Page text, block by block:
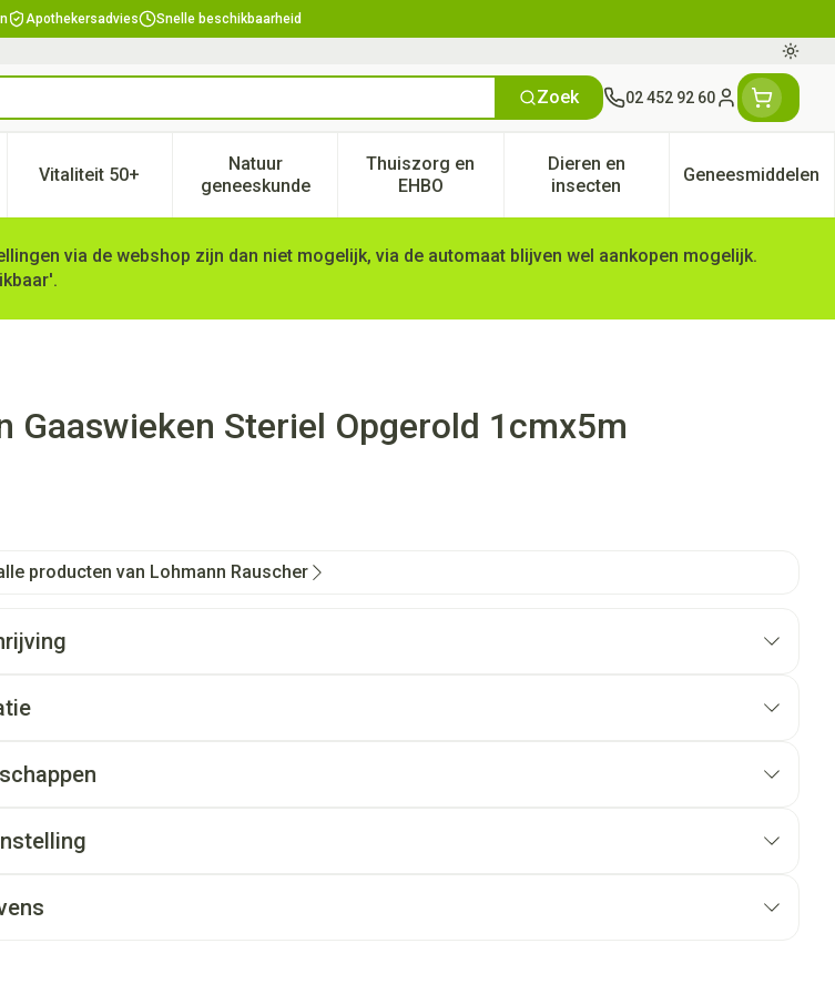
Apothekersadvies Snelle beschikbaarheid
Zoek 02 452 92 60
Klant menu
categorie
en vitamines categorie
voor Zwangerschap en kinderen categorie
Vitaliteit 50+Toon submenu voor Vitaliteit 50+ categorie
Natuur
geneeskunde
Toon submenu voor Natuur geneeskunde categorie
Thuiszorg en
EHBOToon submenu voor Thuiszorg en EHBO categorie
Dieren en
insectenToon submenu voor Dieren
Geneesmiddelen
Toon
via de webshop zijn dan niet mogelijk, via de automaat blijven wel aankopen mogelijk.
Gaaswieken Steriel Opgerold 1cmx5m
producten van Lohmann Rauscher